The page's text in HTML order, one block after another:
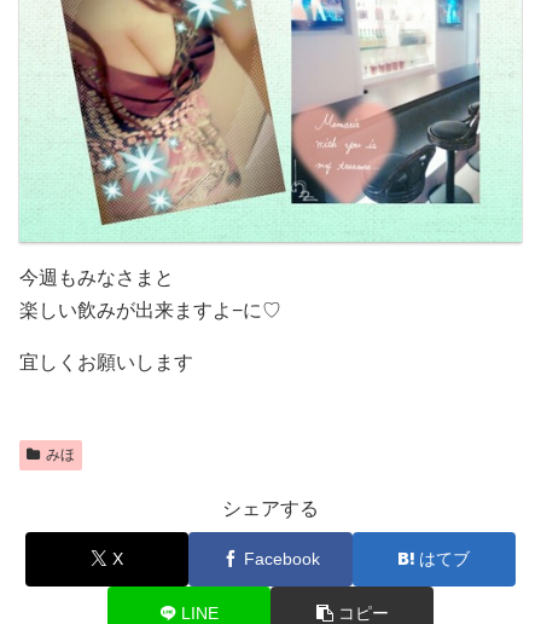
今週もみなさまと
楽しい飲みが出来ますよ−に♡
宜しくお願いします
みほ
シェアする
X Facebook はてブ
LINE コピー